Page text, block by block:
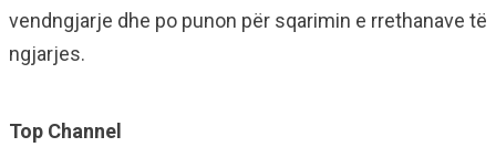
vendngjarje dhe po punon për sqarimin e rrethanave të
ngjarjes.
Top Channel